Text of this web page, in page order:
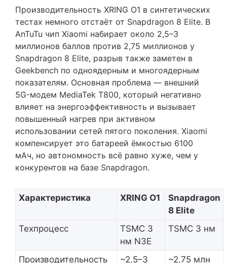
Производительность XRING O1 в синтетических
тестах немного отстаёт от Snapdragon 8 Elite. В
AnTuTu чип Xiaomi набирает около 2,5–3
миллионов баллов против 2,75 миллионов у
Snapdragon 8 Elite, разрыв также заметен в
Geekbench по одноядерным и многоядерным
показателям. Основная проблема — внешний
5G-модем MediaTek T800, который негативно
влияет на энергоэффективность и вызывает
повышенный нагрев при активном
использовании сетей пятого поколения. Xiaomi
компенсирует это батареей ёмкостью 6100
мАч, но автономность всё равно хуже, чем у
конкурентов на базе Snapdragon.
Характеристика XRING O1
Snapdragon
8 Elite
Техпроцесс
TSMC 3
нм N3E
TSMC 3 нм
Производительность
~2,5–3
~2,75 млн